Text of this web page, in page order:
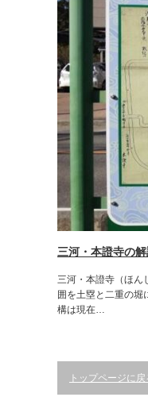
三河・本證寺の
三河・本證寺（ほん
囲を土塁と二重の堀
構は現在…
トップページに戻